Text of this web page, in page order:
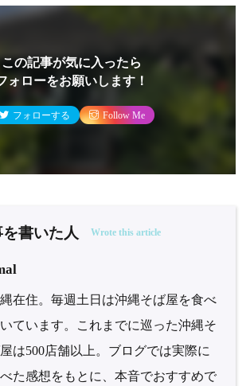
この記事が気に入ったら
ォローをお願いします！
フォローする Follow Me
書いた人 Wrote this article
在住。毎週土日は沖縄そば屋を食べ
ています。これまでに巡った沖縄そ
は500店舗以上。ブログでは実際に
た感想をもとに、本音でおすすめで